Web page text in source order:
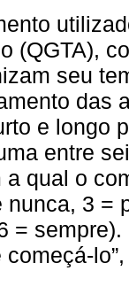
(QGTA),
seu
das
e longo
entre
qual o
nunca, 3 =
=